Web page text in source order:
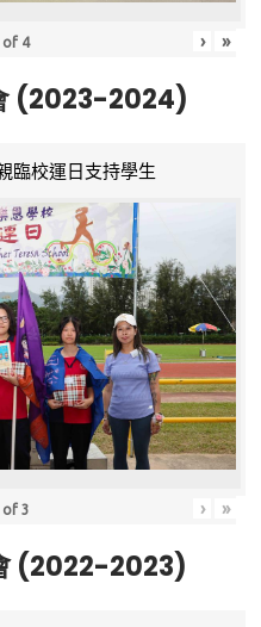
of 4 › »
(2023-2024)
臨校運日支持學生
of3 › »
(2022-2023)